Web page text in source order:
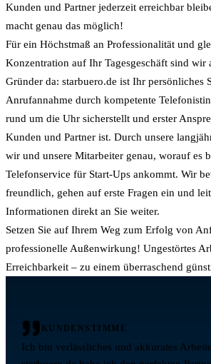
Kunden und Partner jederzeit erreichbar
macht genau das möglich!
Für ein Höchstmaß an Professionalität und
Konzentration auf Ihr Tagesgeschäft sind wir
Gründer da: starbuero.de ist Ihr persönliches
Anrufannahme durch kompetente
rund um die Uhr sicherstellt und erster
Kunden und Partner ist. Durch unsere
wir und unsere Mitarbeiter genau, worauf es
Telefonservice für Start-Ups ankommt. Wir
freundlich, gehen auf erste Fragen ein und
Informationen direkt an Sie weiter.
Setzen Sie auf Ihrem Weg zum Erfolg von
professionelle Außenwirkung! Ungestörtes
Erreichbarkeit – zu einem überraschend
KUNDENSTIMME
Ich bin verlässliches und akkurates